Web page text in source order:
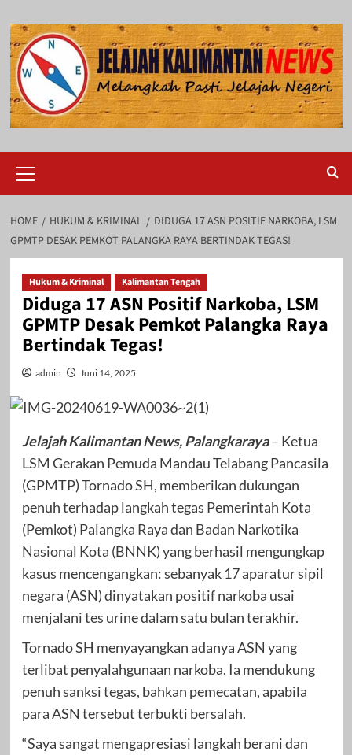
to
content
Menu
HOME HUKUM & KRIMINAL
DIDUGA 17 ASN POSITIF NARKOBA, LSM
GPMTP DESAK PEMKOT PALANGKA RAYA BERTINDAK TEGAS!
Hukum & Kriminal Kalimantan Tengah
Diduga 17 ASN Positif Narkoba, LSM
GPMTP Desak Pemkot Palangka Raya
Bertindak Tegas!
admin Juni 14, 2025
Jelajah Kalimantan News, Palangkaraya– Ketua
LSM Gerakan Pemuda Mandau Telabang Pancasila
(GPMTP) Tornado SH, memberikan dukungan
penuh terhadap langkah tegas Pemerintah Kota
(Pemkot) Palangka Raya dan Badan Narkotika
Nasional Kota (BNNK) yang berhasil mengungkap
kasus mencengangkan: sebanyak 17 aparatur sipil
negara (ASN) dinyatakan positif narkoba usai
menjalani tes urine dalam satu bulan terakhir.
Tornado SH menyayangkan adanya ASN yang
terlibat penyalahgunaan narkoba. Ia mendukung
penuh sanksi tegas, bahkan pemecatan, apabila
para ASN tersebut terbukti bersalah.
“Saya sangat mengapresiasi langkah berani dan